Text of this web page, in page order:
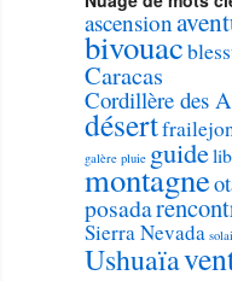
ascension
bivouac
Caracas
Cordillère des
désert
galère pluie guide
montagne
posada
Sierra Nevada
Ushuaïa